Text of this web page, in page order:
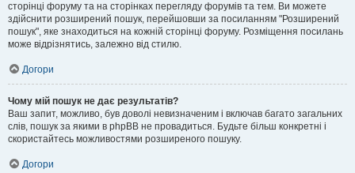
сторінці форуму та на сторінках перегляду форумів та тем. Ви можете
здійснити розширений пошук, перейшовши за посиланням "Розширений
пошук", яке знаходиться на кожній сторінці форуму. Розміщення посилань
може відрізнятись, залежно від стилю.
Догори
Чому мій пошук не дає результатів?
Ваш запит, можливо, був доволі невизначеним і включав багато загальних
слів, пошук за якими в phpBB не провадиться. Будьте більш конкретні і
скористайтесь можливостями розширеного пошуку.
Догори